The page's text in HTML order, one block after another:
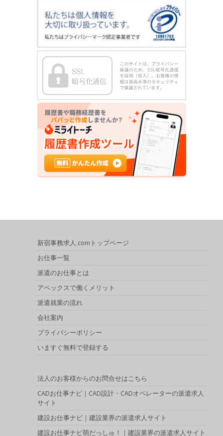
新宿事務求人.comトップページ
お仕事一覧
派遣のお仕事とは
アペックスで働くメリット
派遣就業の流れ
会社案内
プライバシーポリシー
いますぐ無料で登録する
法人のお客様からのお問合せはこちら
CADお仕事ナビ｜CAD設計・CADオペレーターの派遣求人
サイト
建設お仕事ナビ｜建設業界の派遣求人サイト
建設お仕事ナビ萌だっしゅ！｜建設業界の派遣求人サイト